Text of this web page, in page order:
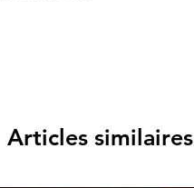
Articles similaires